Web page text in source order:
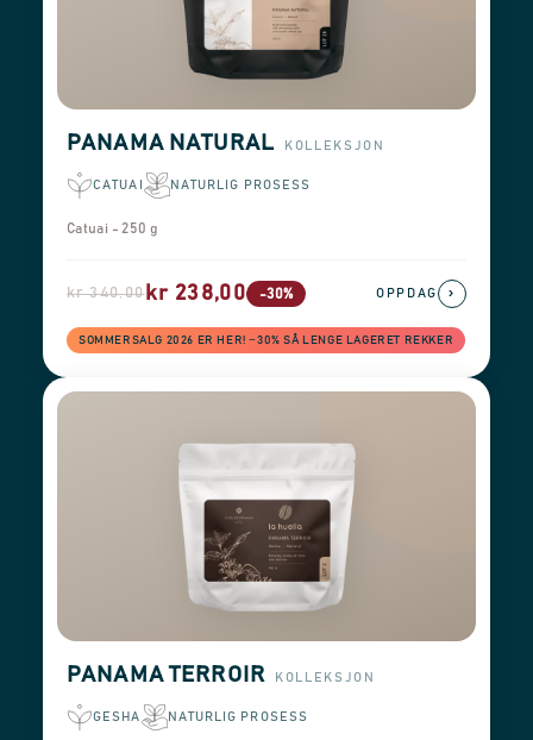
PANAMA NATURAL KOLLEKSJON
CATUAI NATURLIG PROSESS
Catuai - 250 g
kr 340,00kr 238,00 -30%
SOMMERSALG 2026 ER HER! −30% SÅ LENGE LAGERET REKKER
OPPDAG ›
PANAMA TERROIR KOLLEKSJON
GESHA NATURLIG PROSESS